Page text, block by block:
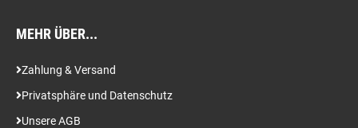
MEHR ÜBER...
Zahlung & Versand
Privatsphäre und Datenschutz
Unsere AGB